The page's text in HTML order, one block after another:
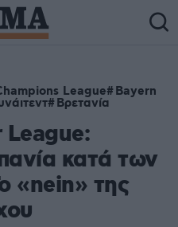
League Bayern
Βρετανία
League:
κατά των
«nein» της